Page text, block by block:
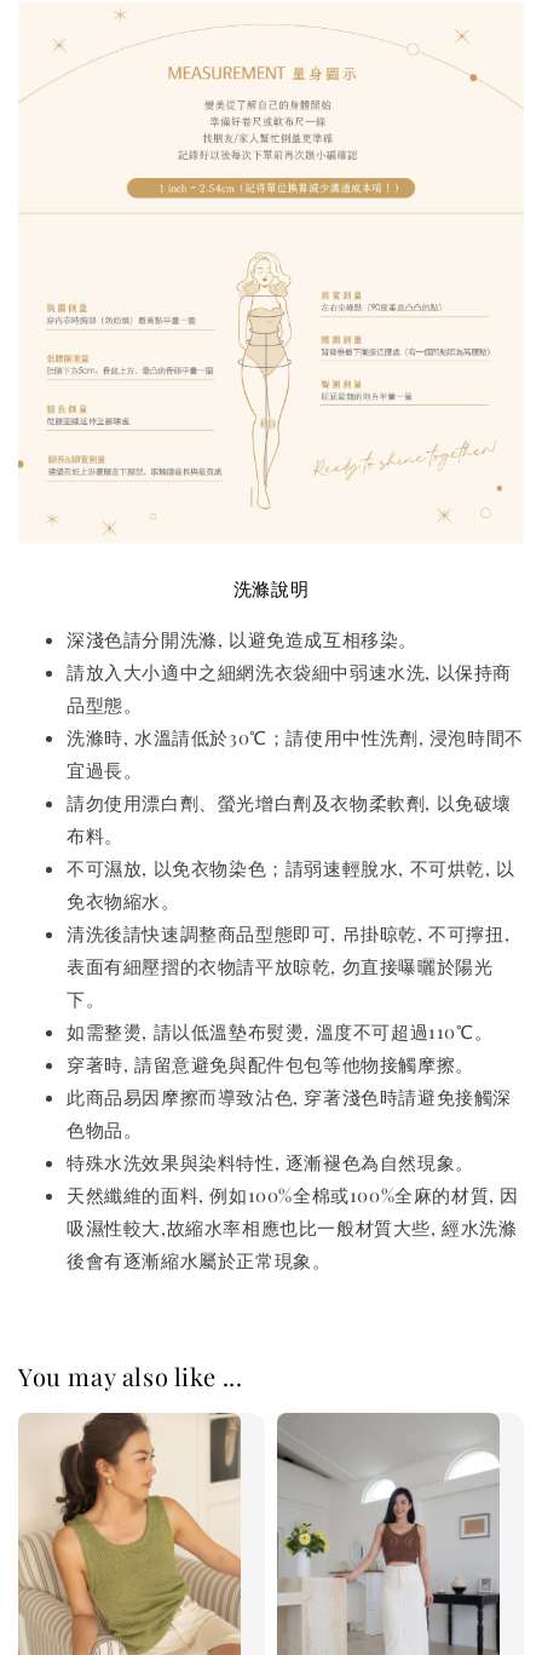
洗滌說明
深淺色請分開洗滌, 以避免造成互相移染。
請放入大小適中之細網洗衣袋細中弱速水洗, 以保持商
品型態。
洗滌時, 水溫請低於30℃；請使用中性洗劑, 浸泡時間不
宜過長。
請勿使用漂白劑、螢光增白劑及衣物柔軟劑, 以免破壞
布料。
不可濕放, 以免衣物染色；請弱速輕脫水, 不可烘乾, 以
免衣物縮水。
清洗後請快速調整商品型態即可, 吊掛晾乾, 不可擰扭,
表面有細壓摺的衣物請平放晾乾, 勿直接曝曬於陽光
下。
如需整燙, 請以低溫墊布熨燙, 溫度不可超過110℃。
穿著時, 請留意避免與配件包包等他物接觸摩擦。
此商品易因摩擦而導致沾色, 穿著淺色時請避免接觸深
色物品。
特殊水洗效果與染料特性, 逐漸褪色為自然現象。
天然纖維的面料, 例如100%全棉或100%全麻的材質, 因
吸濕性較大,故縮水率相應也比一般材質大些, 經水洗滌
後會有逐漸縮水屬於正常現象。
You may also like ...